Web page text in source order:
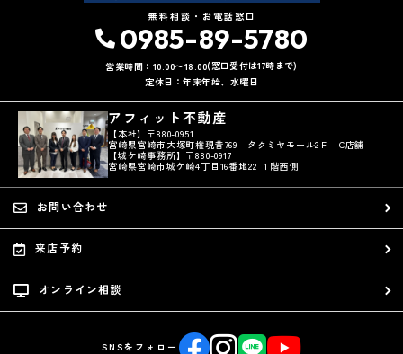
無料相談・お電話窓口
0985-89-5780
営業時間：10:00〜18:00(窓口受付は17時まで)
定休日：年末年始、水曜日
アフィット不動産
【本社】〒880-0951
宮崎県宮崎市大塚町権現昔769 タクミヤモール2Ｆ C店舗
【城ケ崎事務所】〒880-0917
宮崎県宮崎市城ケ崎4丁目16番地22 １階西側
お問い合わせ
来店予約
オンライン相談
SNSをフォロー